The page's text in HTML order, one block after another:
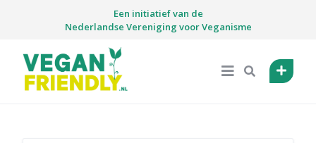
Een initiatief van de
Nederlandse Vereniging voor Veganisme